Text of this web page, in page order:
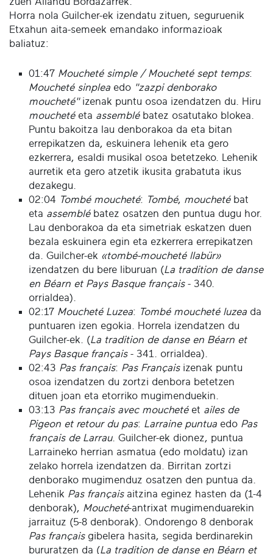
Horra nola Guilcher-ek izendatu zituen, seguruenik
Etxahun aita-semeek emandako informazioak
baliatuz:
01:47 Moucheté simple / Moucheté sept temps:
Moucheté sinplea edo "zazpi denborako
moucheté"izenak puntu osoa izendatzen du. Hiru
mouchetéeta assemblébatez osatutako blokea.
Puntu bakoitza lau denborakoa da eta bitan
errepikatzen da, eskuinera lehenik eta gero
ezkerrera, esaldi musikal osoa betetzeko. Lehenik
aurretik eta gero atzetik ikusita grabatuta ikus
dezakegu.
02:04 Tombé moucheté: Tombé, mouchetébat
eta assemblébatez osatzen den puntua dugu hor.
Lau denborakoa da eta simetriak eskatzen duen
bezala eskuinera egin eta ezkerrera errepikatzen
da. Guilcher-ek «tombé-moucheté llabür»
izendatzen du bere liburuan (La tradition de danse
en Béarn et Pays Basque français- 340.
orrialdea).
02:17 Moucheté Luzea: Tombé moucheté luzea da
puntuaren izen egokia. Horrela izendatzen du
Guilcher-ek. (La tradition de danse en Béarn et
Pays Basque français- 341. orrialdea).
02:43 Pas français: Pas Françaisizenak puntu
osoa izendatzen du zortzi denbora betetzen
dituen joan eta etorriko mugimenduekin.
03:13 Pas français avec mouchetéet ailes de
Pigeon et retour du pas: Larraine puntua edo Pas
français de Larrau. Guilcher-ek dionez, puntua
Larraineko herrian asmatua (edo moldatu) izan
zelako horrela izendatzen da. Birritan zortzi
denborako mugimenduz osatzen den puntua da.
Lehenik Pas françaisaitzina eginez hasten da (1-4
denborak), Moucheté-antrixat mugimenduarekin
jarraituz (5-8 denborak). Ondorengo 8 denborak
Pas françaisgibelera hasita, segida berdinarekin
bururatzen da (La tradition de danse en Béarn et